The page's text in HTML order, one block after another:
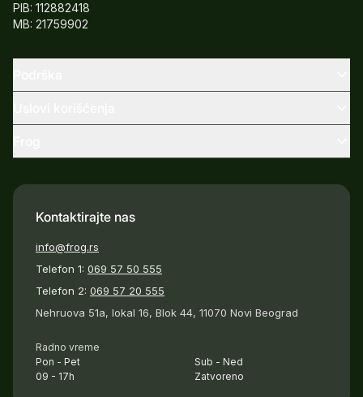
PIB: 112882418
MB: 21759902
Kontaktirajte nas
info@frog.rs
Telefon 1: 069 57 50 555
Telefon 2: 069 57 20 555
Nehruova 51a, lokal 16, Blok 44, 11070 Novi Beograd
Radno vreme
Pon - Pet
09 - 17h
Sub - Ned
Zatvoreno